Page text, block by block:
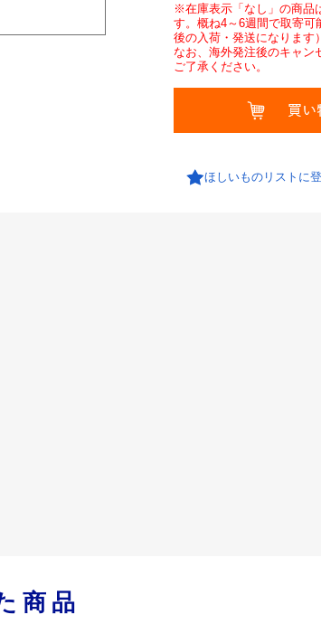
※在庫表示「なし」の商品
す。概ね4～6週間で取寄
後の入荷・発送になります
なお、海外発注後のキャン
ご了承ください。
ほしいものリストに
商品